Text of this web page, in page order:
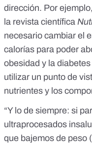
dirección. Por
la revista científica
necesario cambiar el
calorías para poder
obesidad y la
utilizar un punto de
nutrientes y los
“Y lo de siempre: si
ultraprocesados
que bajemos de peso